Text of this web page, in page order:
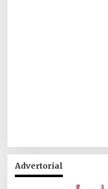
Advertorial